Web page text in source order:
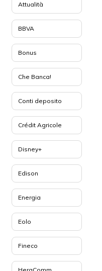
Attualità
BBVA
Bonus
Che Banca!
Conti deposito
Crédit Agricole
Disney+
Edison
Energia
Eolo
Fineco